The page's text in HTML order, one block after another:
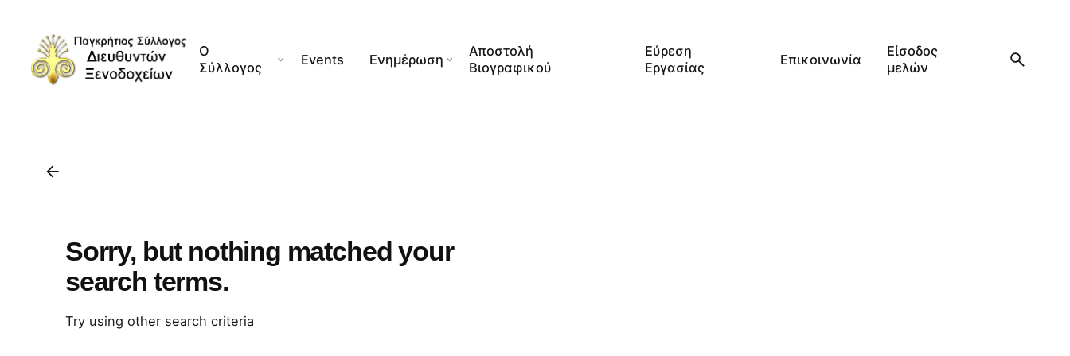
content
Ο
Σύλλογος
Events Ενημέρωση
Αποστολή
Βιογραφικού
Εύρεση
Εργασίας
Επικοινωνία
Είσοδος
μελών
Sorry, but nothing matched your
search terms.
Try using other search criteria